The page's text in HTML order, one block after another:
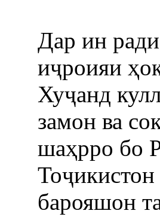
Дар ин
иҷроияи
Хуҷанд
замон ва
шаҳрро бо
барояшон